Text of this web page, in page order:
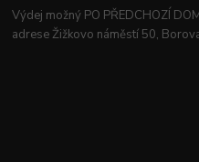
Výdej možný PO PŘEDCHOZÍ
adrese Žižkovo náměstí 50,